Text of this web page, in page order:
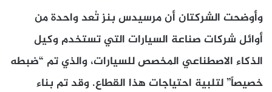
وأوضحت الشركتان أن مرسيدس بنز تُعد واحدة من
أوائل شركات صناعة السيارات التي تستخدم وكيل
الذكاء الاصطناعي المخصص للسيارات، والذي تم “ضبطه
خصيصاً” لتلبية احتياجات هذا القطاع. وقد تم بناء